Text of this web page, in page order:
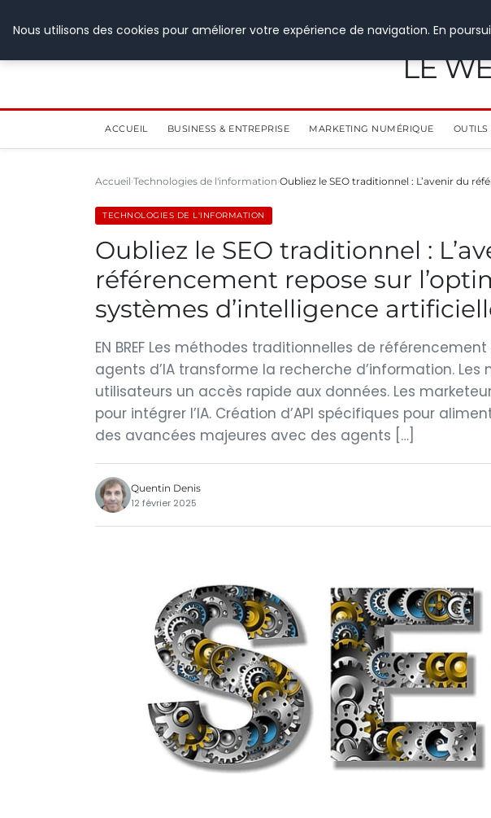
LE
ACCUEIL BUSINESS & ENTREPRISE MARKETING NUMÉRIQUE OUTILS
Accueil Technologies de l'information Oubliez le SEO traditionnel : L’avenir du
TECHNOLOGIES DE L'INFORMATION
Oubliez le SEO traditionnel :
référencement repose sur
systèmes d’intelligence
EN BREF Les méthodes traditionnelles de
agents d’IA transforme la recherche d’information.
utilisateurs un accès rapide aux données. Les
pour intégrer l’IA. Création d’API spécifiques pour
des avancées majeures avec des agents […]
Quentin Denis
12 février 2025
Nous utilisons des cookies pour améliorer votre expérience de navigation. En